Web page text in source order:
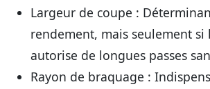
Largeur de coupe :
rendement, mais seulement si
autorise de longues passes
Rayon de braquage :